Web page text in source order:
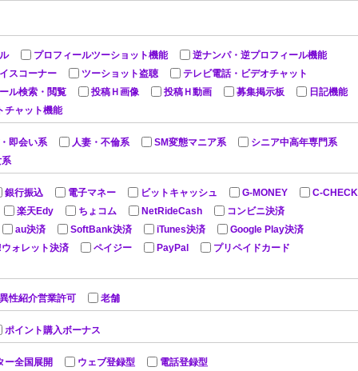
プロフィールツーショット機能
逆ナンパ・逆プロフィール機能
スコーナー ツーショット盗聴
テレビ電話・ビデオチャット
ル検索・閲覧 投稿Ｈ画像 投稿Ｈ動画 募集掲示板
日記機能
チャット機能
即会い系 人妻・不倫系 SM変態マニア系
シニア中高年専門系
銀行振込 電子マネー ビットキャッシュ G-MONEY
C-CHECK
楽天Edy ちょコム NetRideCash
コンビニ決済
au決済 SoftBank決済 iTunes決済
Google Play決済
ォレット決済 ペイジー PayPal
プリペイドカード
異性紹介営業許可 老舗
ポイント購入ボーナス
ー全国展開 ウェブ登録型 電話登録型